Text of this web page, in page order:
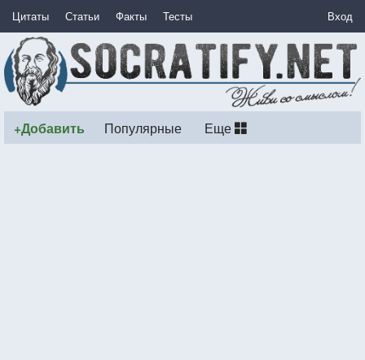
Цитаты Статьи Факты Тесты Вход
+Добавить Популярные Еще